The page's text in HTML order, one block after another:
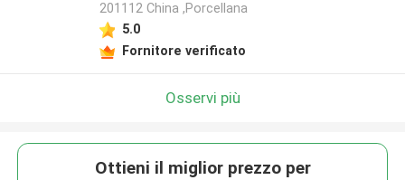
201112 China ,Porcellana
5.0
Fornitore verificato
Osservi più
Ottieni il miglior prezzo per